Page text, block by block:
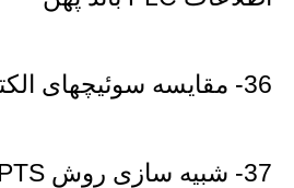
36- مقایسه سوئیچهای الکتریکی و نوری